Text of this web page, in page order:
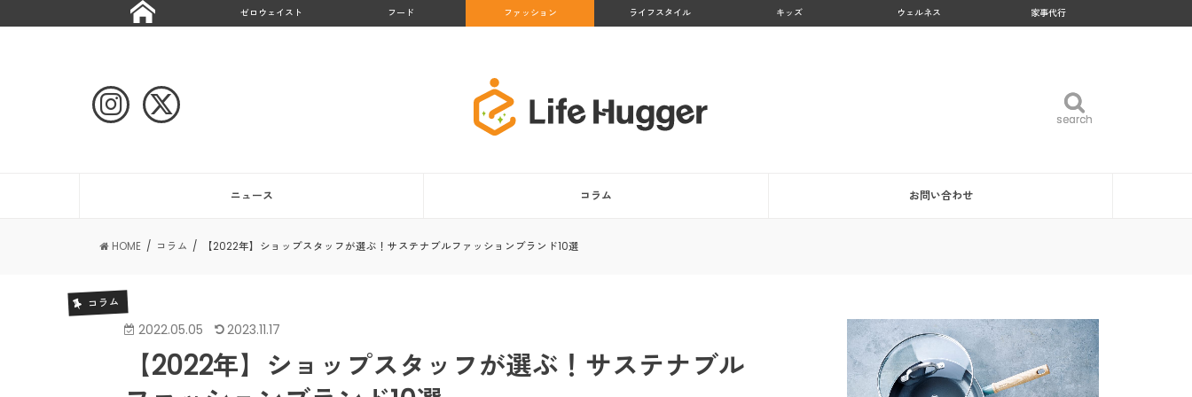
ゼロウェイスト フード ファッション ライフスタイル キッズ ウェルネス 家事代行
search
search
ニュース コラム お問い合わせ
HOME コラム 【2022年】ショップスタッフが選ぶ！サステナブルファッションブランド10選
コラム
2022.05.05 2023.11.17
【2022年】ショップスタッフが選ぶ！サステナブル